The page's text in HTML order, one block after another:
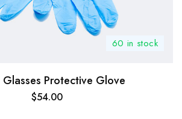
60 in stock
Protective Glove
$54.00